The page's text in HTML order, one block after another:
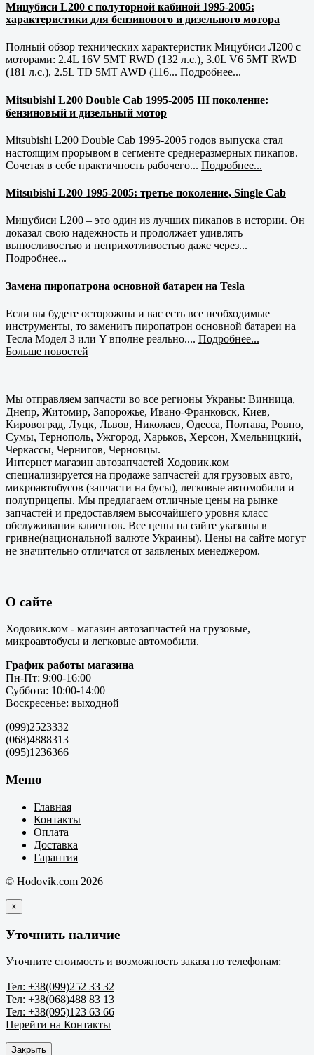
Мицубиси L200 с полуторной кабиной 1995-2005:
характеристики для бензинового и дизельного мотора
Полный обзор технических характеристик Мицубиси Л200 с
моторами: 2.4L 16V 5MT RWD (132 л.с.), 3.0L V6 5MT RWD
(181 л.с.), 2.5L TD 5MT AWD (116... Подробнее...
Mitsubishi L200 Double Cab 1995-2005 III поколение:
бензиновый и дизельный мотор
Mitsubishi L200 Double Cab 1995-2005 годов выпуска стал
настоящим прорывом в сегменте среднеразмерных пикапов.
Сочетая в себе практичность рабочего... Подробнее...
Mitsubishi L200 1995-2005: третье поколение, Single Cab
Мицубиси L200 – это один из лучших пикапов в истории. Он
доказал свою надежность и продолжает удивлять
выносливостью и неприхотливостью даже через...
Подробнее...
Замена пиропатрона основной батареи на Tesla
Если вы будете осторожны и вас есть все необходимые
инструменты, то заменить пиропатрон основной батареи на
Тесла Модел 3 или Y вполне реально.... Подробнее...
Больше новостей
Мы отправляем запчасти во все регионы Украны: Винница,
Днепр, Житомир, Запорожье, Ивано-Франковск, Киев,
Кировоград, Луцк, Львов, Николаев, Одесса, Полтава, Ровно,
Сумы, Тернополь, Ужгород, Харьков, Херсон, Хмельницкий,
Черкассы, Чернигов, Черновцы.
Интернет магазин автозапчастей Ходовик.ком
специализируется на продаже запчастей для грузовых авто,
микроавтобусов (запчасти на бусы), легковые автомобили и
полуприцепы. Мы предлагаем отличные цены на рынке
запчастей и предоставляем высочайшего уровня класс
обслуживания клиентов. Все цены на сайте указаны в
гривне(национальной валюте Украины). Цены на сайте могут
не значительно отличатся от заявленых менеджером.
О сайте
Ходовик.ком - магазин автозапчастей на грузовые,
микроавтобусы и легковые автомобили.
График работы магазина
Пн-Пт: 9:00-16:00
Суббота: 10:00-14:00
Воскресенье: выходной
(099)2523332
(068)4888313
(095)1236366
Меню
Главная
Контакты
Оплата
Доставка
Гарантия
© Hodovik.com 2026
×
Уточнить наличие
Уточните стоимость и возможность заказа по телефонам:
Тел: +38(099)252 33 32
Тел: +38(068)488 83 13
Тел: +38(095)123 63 66
Перейти на Контакты
Закрыть